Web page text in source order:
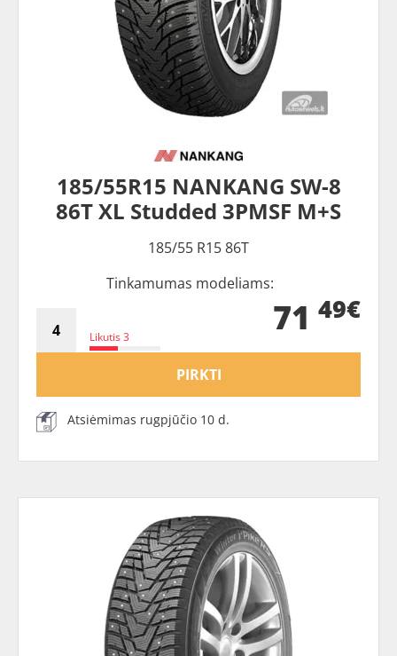
185/55R15 NANKANG SW-8
86T XL Studded 3PMSF M+S
185/55 R15 86T
Tinkamumas modeliams:
Likutis 3 71 49€
PIRKTI
Atsiėmimas rugpjūčio 10 d.